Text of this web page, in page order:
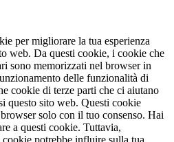
per migliorare la tua esperienza
web. Da questi cookie, i cookie che
sono memorizzati nel browser in
delle funzionalità di
cookie di terze parti che ci aiutano
questo sito web. Questi cookie
solo con il tuo consenso. Hai
a questi cookie. Tuttavia,
potrebbe influire sulla tua